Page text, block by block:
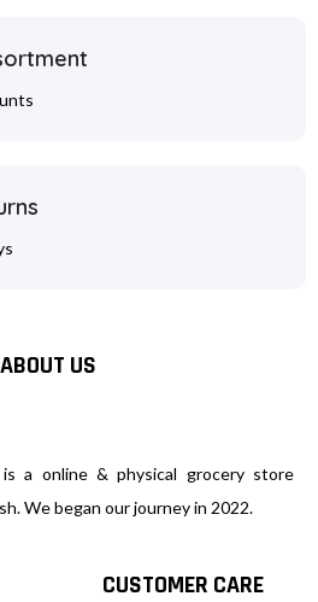
ABOUT US
a online & physical grocery store
We began our journey in 2022.
CUSTOMER CARE